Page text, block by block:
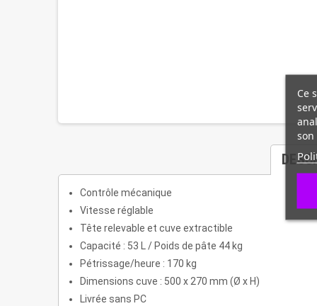
Contrôle mécanique
Vitesse réglable
Tête relevable et cuve extractible
Capacité : 53 L / Poids de pâte 44 kg
Pétrissage/heure : 170 kg
Dimensions cuve : 500 x 270 mm (Ø x H)
Livrée sans PC
Ce
son